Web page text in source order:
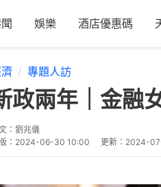
娛樂 酒店優惠碼
專題人訪
政兩年｜金融
： 劉兆儀
： 2024-06-30 10:00 更新： 2024-